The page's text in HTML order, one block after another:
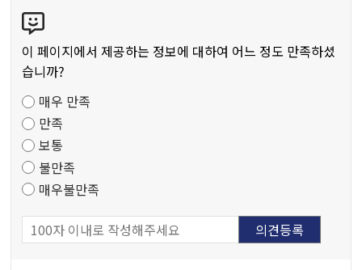
저
작
물
텐
츠
만
도
조
사
이 페이지에서 제공하는 정보에 대하여 어느 정도 만족하셨
습니까?
매우 만족
만족
보통
불만족
매우불만족